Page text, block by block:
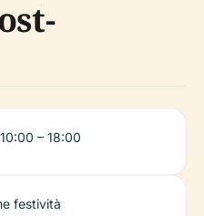
– 18:00
festività